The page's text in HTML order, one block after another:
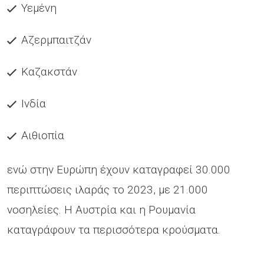
Υεμένη
Αζερμπαιτζάν
Καζακστάν
Ινδία
Αιθιοπία
ενώ στην Ευρώπη έχουν καταγραφεί 30.000
περιπτώσεις ιλαράς το 2023, με 21.000
νοσηλείες. Η Αυστρία και η Ρουμανία
καταγράφουν τα περισσότερα κρούσματα.